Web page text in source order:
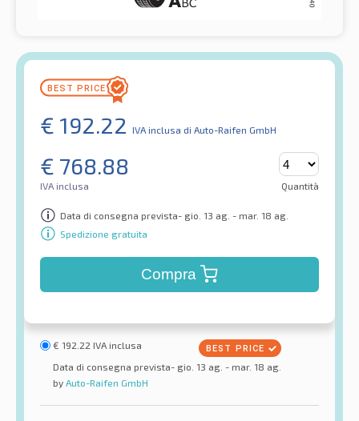
€ 192.22 IVA inclusa di Auto-Raifen GmbH
€ 768.88
IVA inclusa Quantità
Data di consegna prevista- gio. 13 ag. - mar. 18 ag.
Spedizione gratuita
Compra
€ 192.22 IVA inclusa
Data di consegna prevista- gio. 13 ag. - mar. 18 ag.
by Auto-Raifen GmbH